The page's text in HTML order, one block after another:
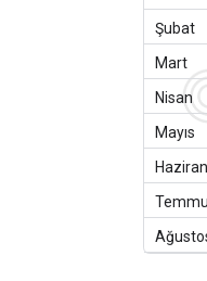
Şubat
Mart
Nisan
Mayıs
Haziran